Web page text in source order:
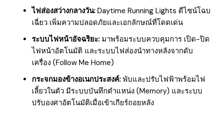
ไฟส่องสว่างกลางวัน: Daytime Running Lights ดีไซน์โฉบ
เฉี่ยว เพิ่มความปลอดภัยและเอกลักษณ์ที่โดดเด่น
ระบบไฟหน้าอัจฉริยะ: มาพร้อมระบบควบคุมการ เปิด-ปิด
ไฟหน้าอัตโนมัติ และระบบไฟส่องนำทางหลังจากดับ
เครื่อง (Follow Me Home)
กระจกมองข้างอเนกประสงค์: พับและปรับไฟฟ้าพร้อมไฟ
เลี้ยวในตัว มีระบบบันทึกตำแหน่ง (Memory) และระบบ
ปรับองศาอัตโนมัติเมื่อเข้าเกียร์ถอยหลัง